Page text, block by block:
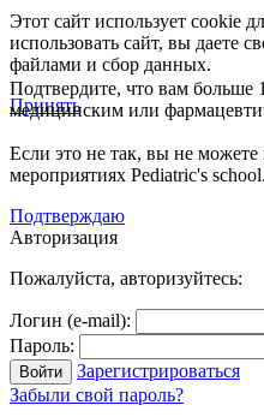
Этот сайт использует cookie
использовать сайт, вы даете
файлами и сбор данных.
Принять
Подтвердите, что вам больше
медицинским или
Если это не так, вы не можете
мероприятиях Pediatric's school.
Подтверждаю
Авторизация
Пожалуйста, авторизуйтесь:
Логин (e-mail):
Пароль:
Зарегистрироваться
Забыли свой пароль?